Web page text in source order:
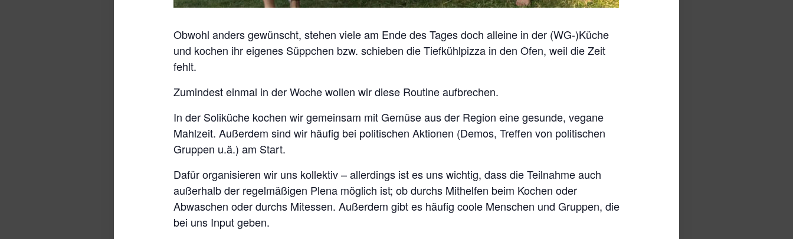
Obwohl anders gewünscht, stehen viele am Ende des Tages doch alleine in der (WG-)Küche
und kochen ihr eigenes Süppchen bzw. schieben die Tiefkühlpizza in den Ofen, weil die Zeit
fehlt.
Zumindest einmal in der Woche wollen wir diese Routine aufbrechen.
In der Soliküche kochen wir gemeinsam mit Gemüse aus der Region eine gesunde, vegane
Mahlzeit. Außerdem sind wir häufig bei politischen Aktionen (Demos, Treffen von politischen
Gruppen u.ä.) am Start.
Dafür organisieren wir uns kollektiv – allerdings ist es uns wichtig, dass die Teilnahme auch
außerhalb der regelmäßigen Plena möglich ist; ob durchs Mithelfen beim Kochen oder
Abwaschen oder durchs Mitessen. Außerdem gibt es häufig coole Menschen und Gruppen, die
bei uns Input geben.